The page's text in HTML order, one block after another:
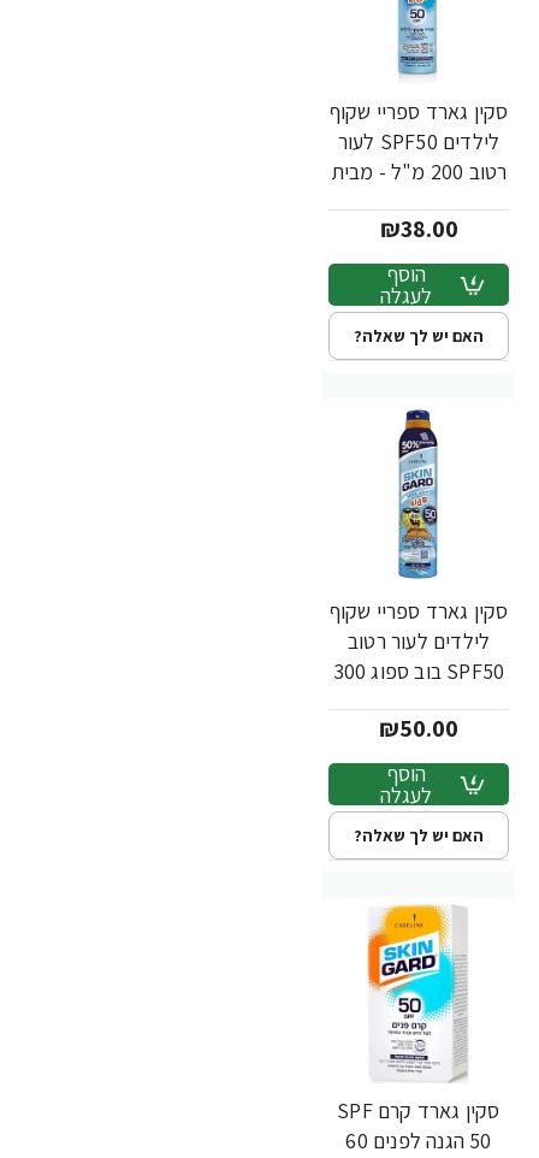
סקין גארד ספריי שקוף
לילדים SPF50 לעור
רטוב 200 מ"ל - מבית
₪38.00
הוסף
לעגלה
האם יש לך שאלה?
סקין גארד ספריי שקוף
לילדים לעור רטוב
SPF50 בוב ספוג 300
GARD
₪50.00
הוסף
לעגלה
האם יש לך שאלה?
סקין גארד קרם SPF
50 הגנה לפנים 60